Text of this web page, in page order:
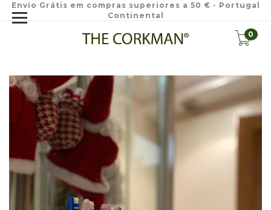
Envio Grátis em compras superiores a 50 € - Portugal
Continental
0